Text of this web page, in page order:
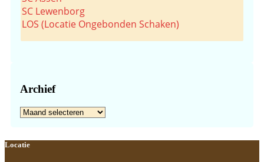
SC Lewenborg
LOS (Locatie Ongebonden Schaken)
Archief
Archief
Footer
Locatie